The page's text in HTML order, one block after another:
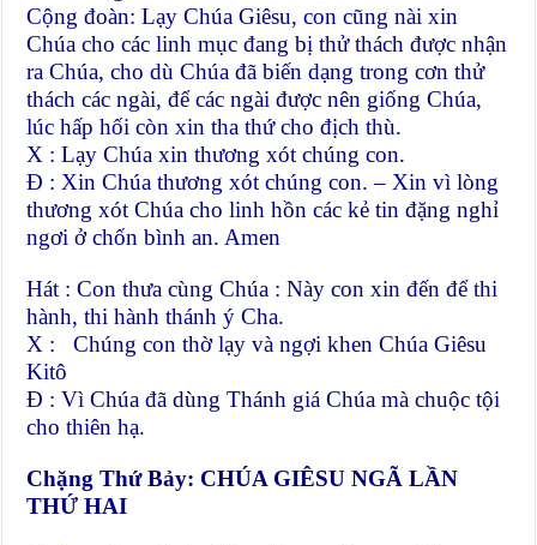
Cộng đoàn: Lạy Chúa Giêsu, con cũng nài xin
Chúa cho các linh mục đang bị thử thách được nhận
ra Chúa, cho dù Chúa đã biến dạng trong cơn thử
thách các ngài, để các ngài được nên giống Chúa,
lúc hấp hối còn xin tha thứ cho địch thù.
X : Lạy Chúa xin thương xót chúng con.
Đ : Xin Chúa thương xót chúng con. – Xin vì lòng
thương xót Chúa cho linh hồn các kẻ tin đặng nghỉ
ngơi ở chốn bình an. Amen
Hát : Con thưa cùng Chúa : Này con xin đến để thi
hành, thi hành thánh ý Cha.
X : Chúng con thờ lạy và ngợi khen Chúa Giêsu
Kitô
Đ : Vì Chúa đã dùng Thánh giá Chúa mà chuộc tội
cho thiên hạ.
Chặng Thứ Bảy: CHÚA GIÊSU NGÃ LẦN
THỨ HAI